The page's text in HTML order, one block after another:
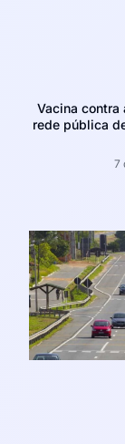
Vacina contra
rede pública
7